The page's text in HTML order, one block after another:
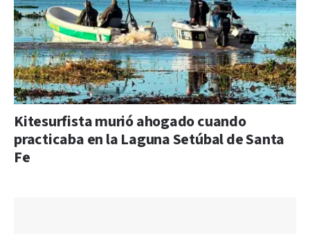
Kitesurfista murió ahogado cuando
practicaba en la Laguna Setúbal de Santa
Fe